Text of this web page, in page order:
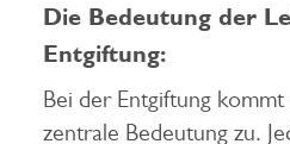
Die Bedeutung der
Entgiftung:
Bei der Entgiftung
zentrale Bedeutung zu.